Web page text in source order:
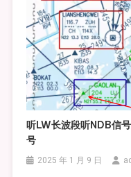
听LW长波段听NDB信
号
2025 年 1 月 9 日